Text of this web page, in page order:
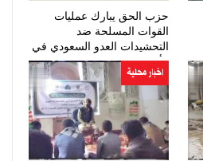
حزب الحق يبارك عمليات
القوات المسلحة ضد
التحشيدات العدو السعودي في
مأرب وحضرموت
اخبار محلية